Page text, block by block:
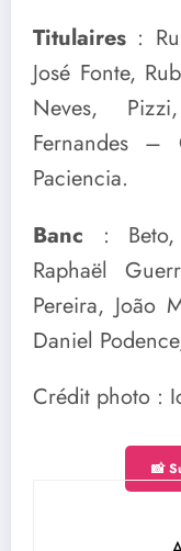
Titulaires :
José Fonte,
Neves,
Fernandes –
Paciencia.
Banc : Beto,
Raphaël
Pereira, João
Daniel
Crédit photo :
📸